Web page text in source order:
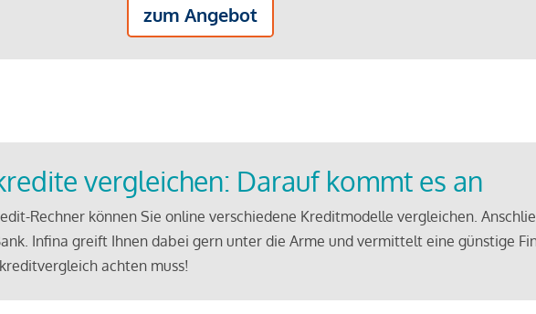
zum Angebot
vergleichen: Darauf kommt es an
Rechner können Sie online verschiedene Kreditmodelle vergleichen.
Infina greift Ihnen dabei gern unter die Arme und vermittelt eine günstige
achten muss!